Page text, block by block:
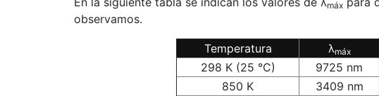
máx
observamos.
Temperatura λmáx
298 K (25 °C)
9725 nm
850 K 3409 nm